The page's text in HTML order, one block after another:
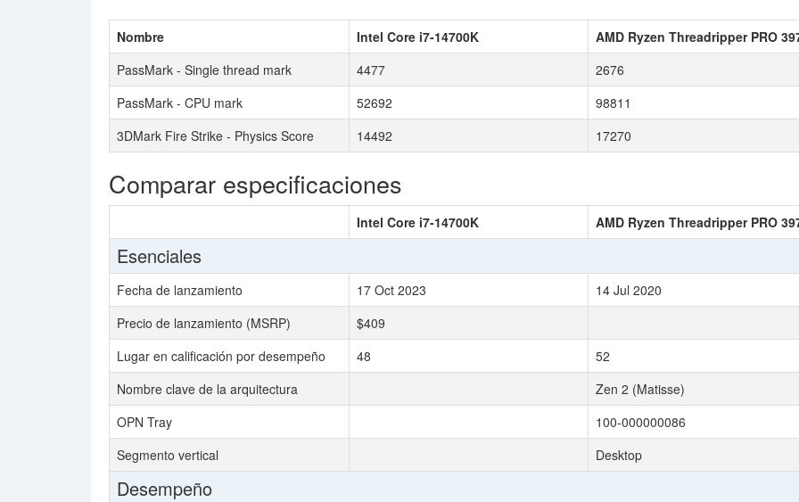
Nombre Intel Core i7-14700K
AMD Ryzen Threadripper PRO
PassMark - Single thread mark
4477
2676
PassMark - CPU mark
52692
98811
3DMark Fire Strike - Physics Score
14492 17270
Comparar especificaciones
Intel Core i7-14700K AMD Ryzen Threadripper PRO
Esenciales
Fecha de lanzamiento 17 Oct 2023
14 Jul 2020
Precio de lanzamiento (MSRP)
$409
Lugar en calificación por desempeño
48
52
Nombre clave de la arquitectura
Zen 2 (Matisse)
OPN Tray
100-000000086
Segmento vertical
Desktop
Desempeño